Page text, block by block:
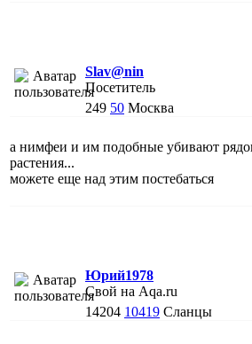
Slav@nin
Посетитель
249 50 Москва
а нимфеи и им подобные убивают
растения...
можете еще над этим постебаться
Юрий1978
Свой на Aqa.ru
14204 10419 Сланцы